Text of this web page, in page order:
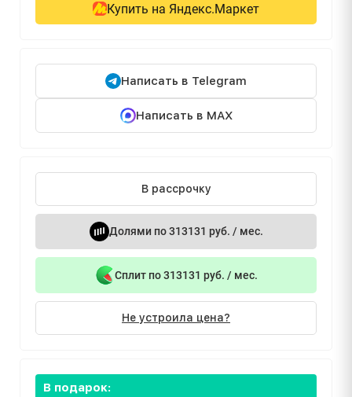
Купить на Яндекс.Маркет
Написать в Telegram
Написать в MAX
В рассрочку
Долями по 313131 руб. / мес.
Сплит по 313131 руб. / мес.
Не устроила цена?
В подарок: